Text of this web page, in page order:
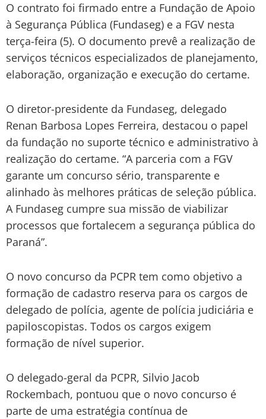
O contrato foi firmado entre a Fundação de Apoio
à Segurança Pública (Fundaseg) e a FGV nesta
terça-feira (5). O documento prevê a realização de
serviços técnicos especializados de planejamento,
elaboração, organização e execução do certame.
O diretor-presidente da Fundaseg, delegado
Renan Barbosa Lopes Ferreira, destacou o papel
da fundação no suporte técnico e administrativo à
realização do certame. “A parceria com a FGV
garante um concurso sério, transparente e
alinhado às melhores práticas de seleção pública.
A Fundaseg cumpre sua missão de viabilizar
processos que fortalecem a segurança pública do
Paraná”.
O novo concurso da PCPR tem como objetivo a
formação de cadastro reserva para os cargos de
delegado de polícia, agente de polícia judiciária e
papiloscopistas. Todos os cargos exigem
formação de nível superior.
O delegado-geral da PCPR, Silvio Jacob
Rockembach, pontuou que o novo concurso é
parte de uma estratégia contínua de